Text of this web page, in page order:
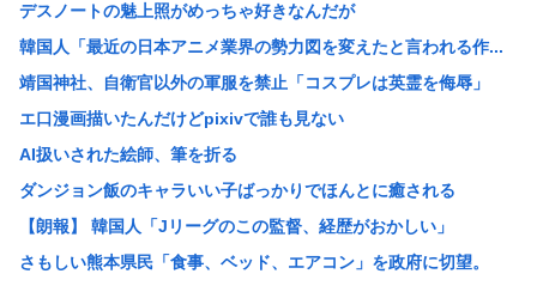
中居正広、熊本地震直後に現地炊き出しに参加していた
30歳で初めてできた彼女(32)が「どういう神経してたら...
【悲報】免許取りたての娘さん、猛者すぎて炎上するwww
【画像】 セブンイレブン、ついに神商品を販売
平成ノブシコブシの吉村が生き残って相方が消えた理由
世界初の超伝導量子熱機関…燃料もピストンもない量子エンジ...
ロシア外務省報道官、平和宣言を非難「広島市長は『偽りの呪...
【高市】トランプ「イランが核入手したら2分でイタリア滅亡...
デスノートの魅上照がめっちゃ好きなんだが
韓国人「最近の日本アニメ業界の勢力図を変えたと言われる作...
靖国神社、自衛官以外の軍服を禁止「コスプレは英霊を侮辱」
エ口漫画描いたんだけどpixivで誰も見ない
AI扱いされた絵師、筆を折る
ダンジョン飯のキャラいい子ばっかりでほんとに癒される
【朗報】 韓国人「Jリーグのこの監督、経歴がおかしい」
さもしい熊本県民「食事、ベッド、エアコン」を政府に切望。